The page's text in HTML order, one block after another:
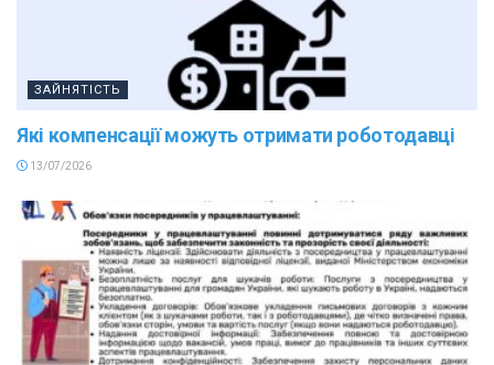
ЗАЙНЯТІСТЬ
Які компенсації можуть отримати роботодавці
13/07/2026